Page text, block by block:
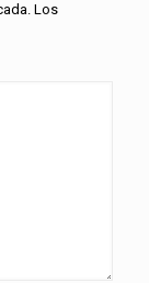
Los